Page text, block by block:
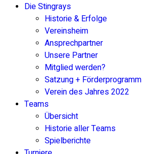
Die Stingrays
Historie & Erfolge
Vereinsheim
Ansprechpartner
Unsere Partner
Mitglied werden?
Satzung + Förderprogramm
Verein des Jahres 2022
Teams
Übersicht
Historie aller Teams
Spielberichte